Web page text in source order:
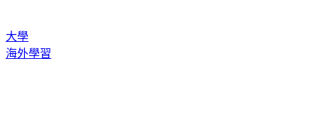
大學
海外學習